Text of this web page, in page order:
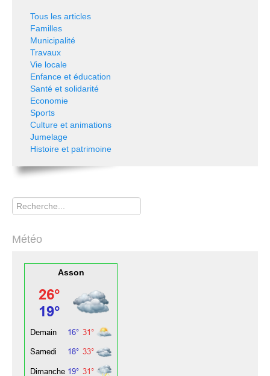
Tous les articles
Familles
Municipalité
Travaux
Vie locale
Enfance et éducation
Santé et solidarité
Economie
Sports
Culture et animations
Jumelage
Histoire et patrimoine
Rechercher
Météo
Asson